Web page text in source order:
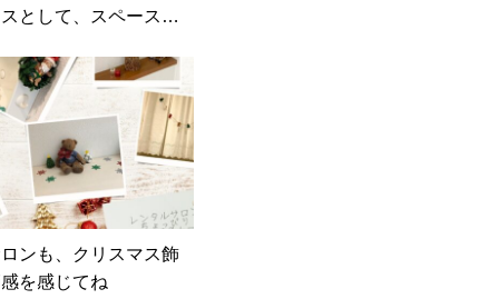
として、スペースを
ンも、クリスマス飾
を感じてね